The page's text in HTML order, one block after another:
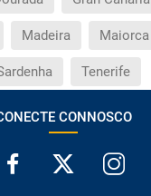
Madeira Maiorca
Tenerife
CONNOSCO